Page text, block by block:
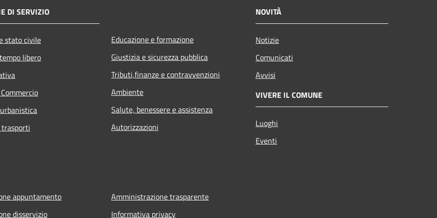
DI SERVIZIO
stato civile
libero
Educazione e formazione
Giustizia e sicurezza pubblica
Tributi,finanze e contravvenzioni
Ambiente
Salute, benessere e assistenza
Autorizzazioni
NOVITÀ
Notizie
Comunicati
Avvisi
VIVERE IL COMUNE
Luoghi
Eventi
appuntamento
disservizio
Amministrazione trasparente
Informativa privacy